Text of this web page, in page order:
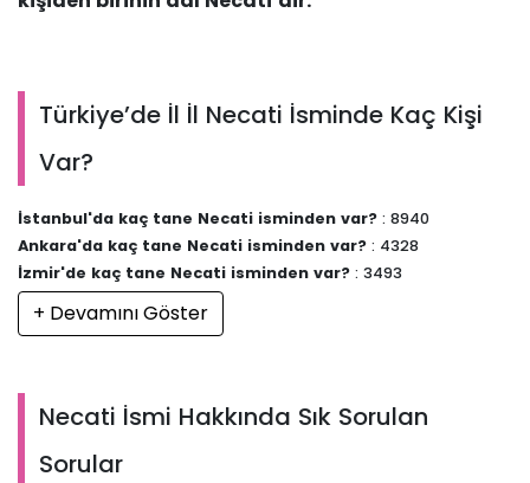
Türkiye’de İl İl Necati İsminde Kaç Kişi
Var?
İstanbul'da kaç tane Necati isminden var? : 8940
Ankara'da kaç tane Necati isminden var? : 4328
İzmir'de kaç tane Necati isminden var? : 3493
+ Devamını Göster
Necati İsmi Hakkında Sık Sorulan
Sorular